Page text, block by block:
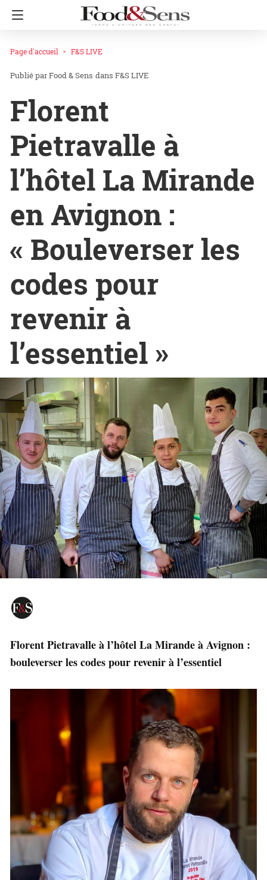
Page d'accueil F&S LIVE
Food & Sens dans F&S LIVE
Florent
Pietravalle à
l’hôtel La Mirande
en Avignon :
« Bouleverser les
codes pour
revenir à
l’essentiel »
Florent Pietravalle à l’hôtel La Mirande à Avignon :
bouleverser les codes pour revenir à l’essentiel